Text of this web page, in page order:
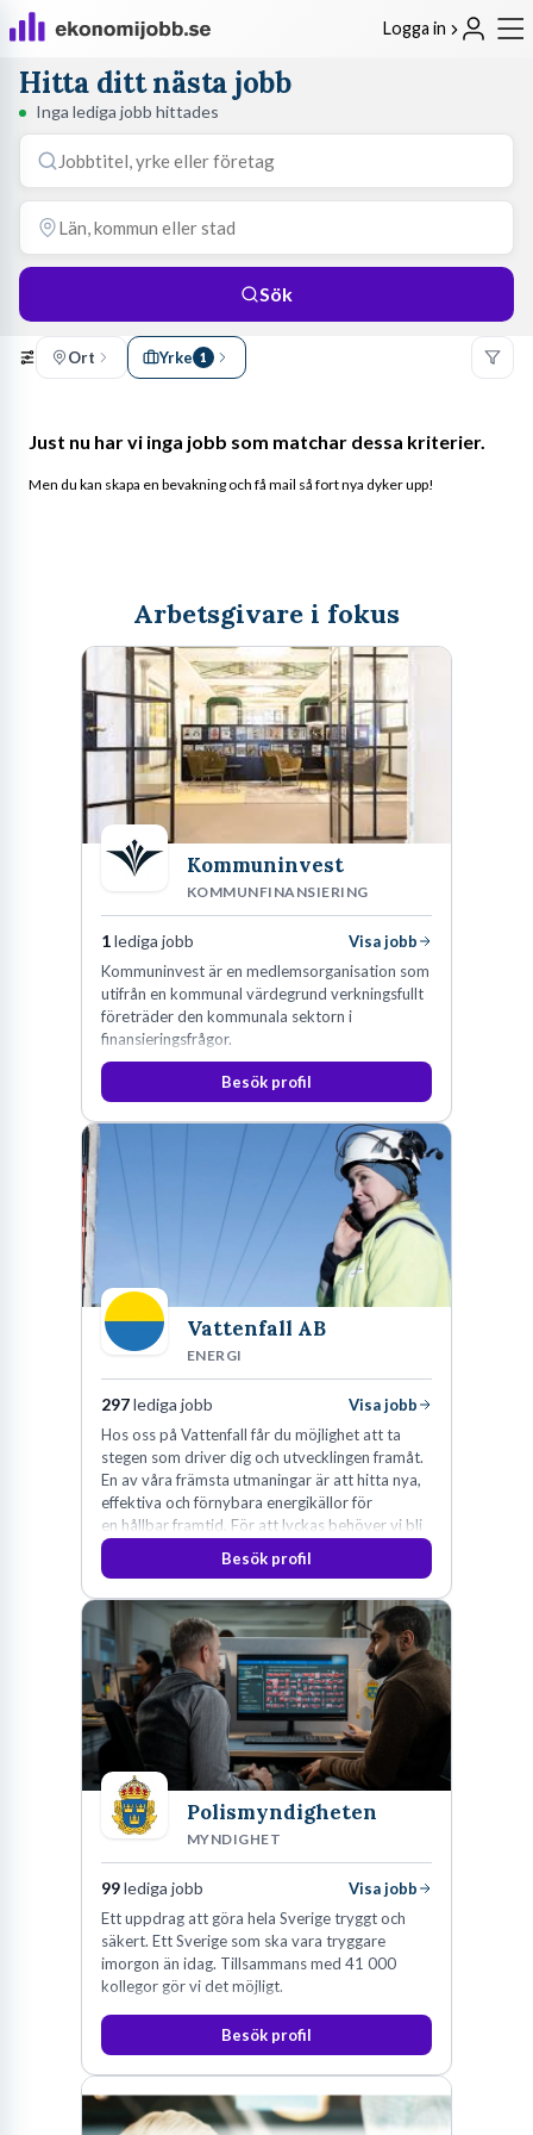
Logga in
Hitta ditt nästa jobb
Inga lediga jobb hittades
Sök
Ort Yrke 1
Just nu har vi inga jobb som matchar dessa kriterier.
Men du kan skapa en bevakning och få mail så fort nya dyker upp!
Arbetsgivare i fokus
Kommuninvest
KOMMUNFINANSIERING
1lediga jobb
Visa jobb
Kommuninvest är en medlemsorganisation som
utifrån en kommunal värdegrund verkningsfullt
företräder den kommunala sektorn i
finansieringsfrågor.
Besök profil
Vattenfall AB
ENERGI
297lediga jobb
Visa jobb
Hos oss på Vattenfall får du möjlighet att ta
stegen som driver dig och utvecklingen framåt.
En av våra främsta utmaningar är att hitta nya,
effektiva och förnybara energikällor för
en hållbar framtid. För att lyckas behöver vi bli
fler medarbetare som vill göra skillnad.
Besök profil
Polismyndigheten
MYNDIGHET
99lediga jobb
Visa jobb
Ett uppdrag att göra hela Sverige tryggt och
säkert. Ett Sverige som ska vara tryggare
imorgon än idag. Tillsammans med 41 000
kollegor gör vi det möjligt.
Besök profil